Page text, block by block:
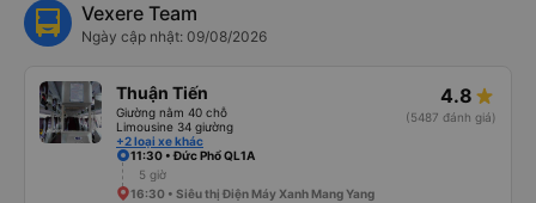
Vexere Team
Ngày cập nhật: 09/08/2026
Thuận Tiến
Giường nằm 40 chỗ
Limousine 34 giường
+2 loại xe khác
4.8
(5487 đánh giá)
11:30 • Đức Phổ QL1A
5 giờ
16:30 • Siêu thị Điện Máy Xanh Mang Yang